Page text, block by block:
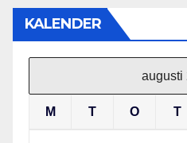
KALENDER
augusti
M T O T